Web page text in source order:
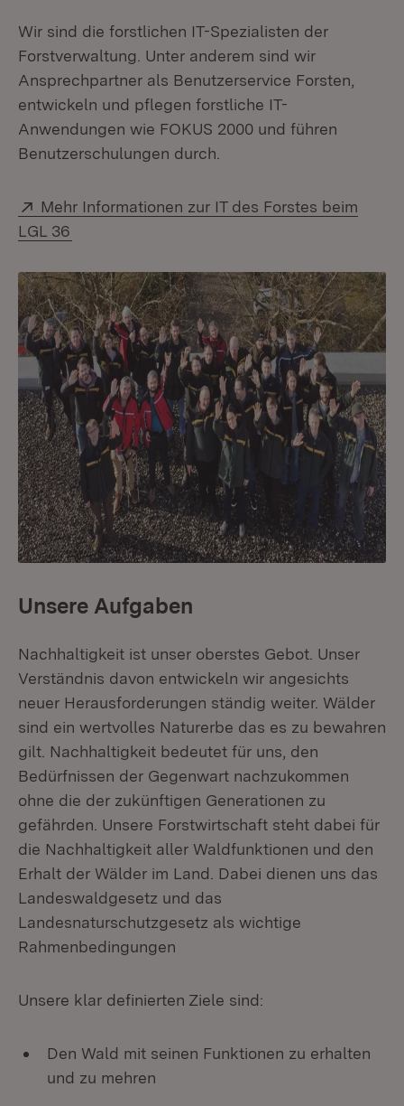
Wir sind die forstlichen IT-Spezialisten der
Forstverwaltung. Unter anderem sind wir
Ansprechpartner als Benutzerservice Forsten,
entwickeln und pflegen forstliche IT-
Anwendungen wie FOKUS 2000 und führen
Benutzerschulungen durch.
Extern:
Mehr Informationen zur IT des Forstes beim
LGL 36
Unsere Aufgaben
Nachhaltigkeit ist unser oberstes Gebot. Unser
Verständnis davon entwickeln wir angesichts
neuer Herausforderungen ständig weiter. Wälder
sind ein wertvolles Naturerbe das es zu bewahren
gilt. Nachhaltigkeit bedeutet für uns, den
Bedürfnissen der Gegenwart nachzukommen
ohne die der zukünftigen Generationen zu
gefährden. Unsere Forstwirtschaft steht dabei für
die Nachhaltigkeit aller Waldfunktionen und den
Erhalt der Wälder im Land. Dabei dienen uns das
Landeswaldgesetz und das
Landesnaturschutzgesetz als wichtige
Rahmenbedingungen
Unsere klar definierten Ziele sind:
Den Wald mit seinen Funktionen zu erhalten
und zu mehren